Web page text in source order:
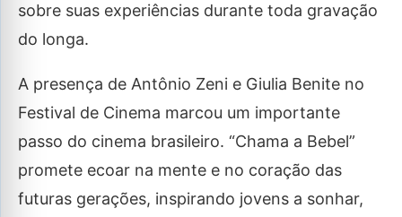
sobre suas experiências durante toda gravação
do longa.
A presença de Antônio Zeni e Giulia Benite no
Festival de Cinema marcou um importante
passo do cinema brasileiro. “Chama a Bebel”
promete ecoar na mente e no coração das
futuras gerações, inspirando jovens a sonhar,